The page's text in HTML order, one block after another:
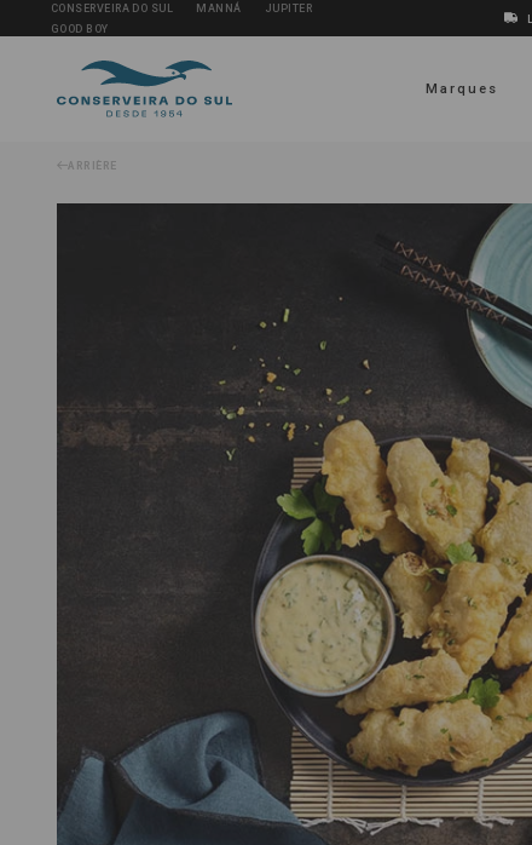
CONSERVEIRA DO SUL MANNÁ
JUPITER
GOOD BOY
Marques
ARRIÈRE